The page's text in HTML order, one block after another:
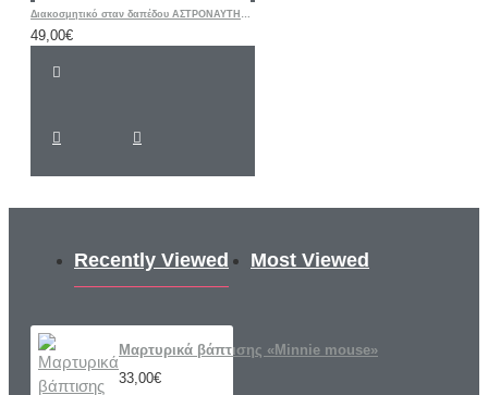
Διακοσμητικό σταν δαπέδου ΑΣΤΡΟΝΑΥΤΗΣ ΔΙΑΣΤΗΜΑ
49,00€
Recently Viewed Most Viewed
Μαρτυρικά βάπτισης «Minnie mouse»
33,00€